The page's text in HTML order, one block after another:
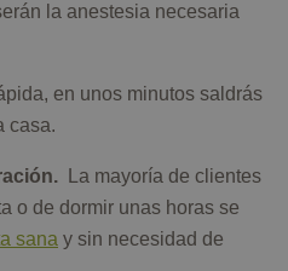
la anestesia necesaria
en unos minutos saldrás
casa.
La mayoría de clientes
o de dormir unas horas se
sana y sin necesidad de